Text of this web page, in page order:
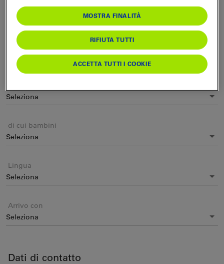
Data prescelta
Tempo desiderato
di cui bambini
Lingua
Arrivo con
Dati di contatto
MOSTRA FINALITÀ
RIFIUTA TUTTI
ACCETTA TUTTI I COOKIE